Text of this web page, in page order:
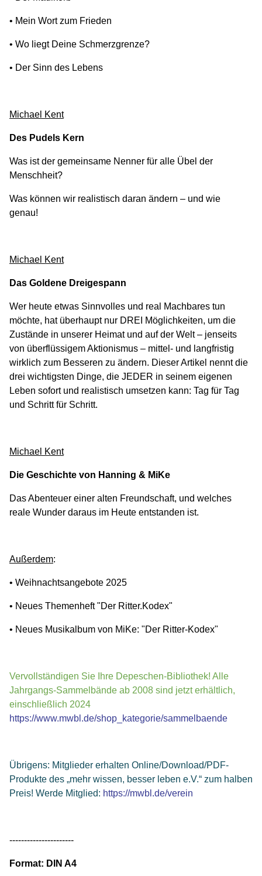
• Mein Wort zum Frieden
• Wo liegt Deine Schmerzgrenze?
• Der Sinn des Lebens
Michael Kent
Des Pudels Kern
Was ist der gemeinsame Nenner für alle Übel der
Menschheit?
Was können wir realistisch daran ändern – und wie
genau!
Michael Kent
Das Goldene Dreigespann
Wer heute etwas Sinnvolles und real Machbares tun
möchte, hat überhaupt nur DREI Möglichkeiten, um die
Zustände in unserer Heimat und auf der Welt – jenseits
von überflüssigem Aktionismus – mittel- und langfristig
wirklich zum Besseren zu ändern. Dieser Artikel nennt die
drei wichtigsten Dinge, die JEDER in seinem eigenen
Leben sofort und realistisch umsetzen kann: Tag für Tag
und Schritt für Schritt.
Michael Kent
Die Geschichte von Hanning & MiKe
Das Abenteuer einer alten Freundschaft, und welches
reale Wunder daraus im Heute entstanden ist.
Außerdem:
• Weihnachtsangebote 2025
• Neues Themenheft "Der Ritter.Kodex"
• Neues Musikalbum von MiKe: "Der Ritter-Kodex"
Vervollständigen Sie Ihre Depeschen-Bibliothek! Alle
Jahrgangs-Sammelbände ab 2008 sind jetzt erhältlich,
einschließlich 2024
https://www.mwbl.de/shop_kategorie/sammelbaende
Übrigens: Mitglieder erhalten Online/Download/PDF-
Produkte des „mehr wissen, besser leben e.V.“ zum halben
Preis! Werde Mitglied: https://mwbl.de/verein
----------------------
Format: DIN A4